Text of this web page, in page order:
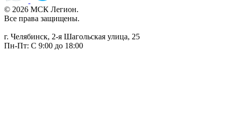
© 2026 МСК Легион.
Все права защищены.
г. Челябинск, 2-я Шагольская улица, 25
Пн-Пт: С 9:00 до 18:00